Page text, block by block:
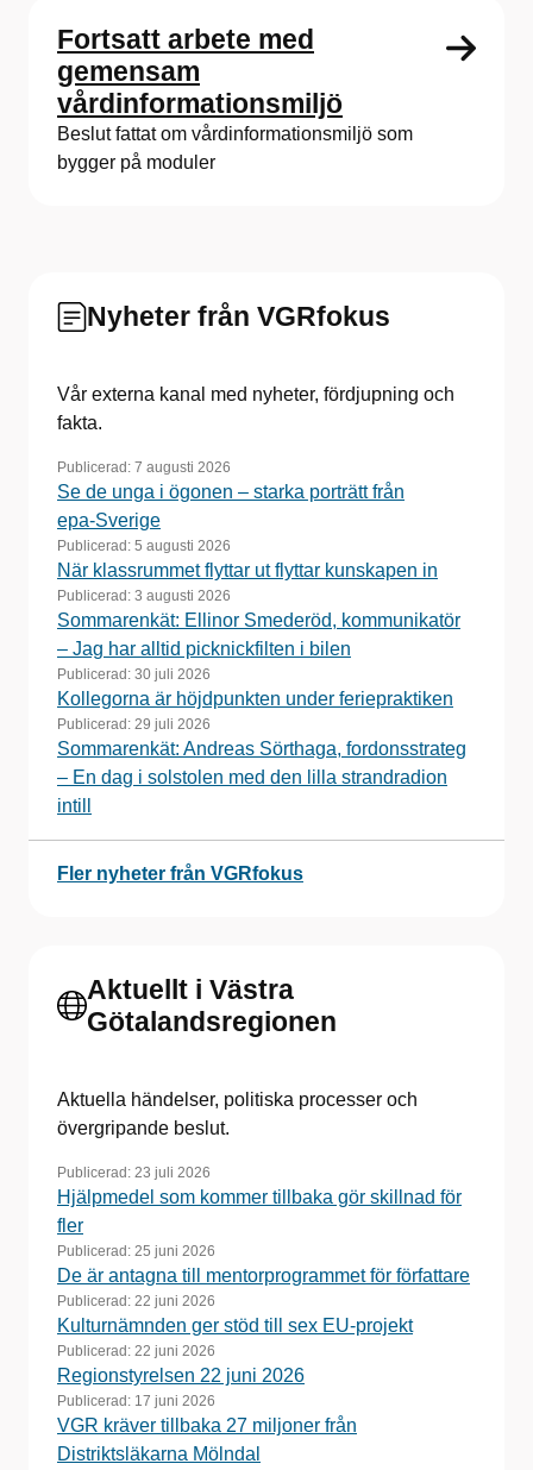
Fortsatt arbete med
gemensam
vårdinformationsmiljö
Beslut fattat om vårdinformationsmiljö som
bygger på moduler
Nyheter från VGRfokus
Vår externa kanal med nyheter, fördjupning och
fakta.
Publicerad: 7 augusti 2026
Se de unga i ögonen – starka porträtt från
epa‑Sverige
Publicerad: 5 augusti 2026
När klassrummet flyttar ut flyttar kunskapen in
Publicerad: 3 augusti 2026
Sommarenkät: Ellinor Smederöd, kommunikatör
– Jag har alltid picknickfilten i bilen
Publicerad: 30 juli 2026
Kollegorna är höjdpunkten under feriepraktiken
Publicerad: 29 juli 2026
Sommarenkät: Andreas Sörthaga, fordonsstrateg
– En dag i solstolen med den lilla strandradion
intill
Fler nyheter från VGRfokus
Aktuellt i Västra
Götalandsregionen
Aktuella händelser, politiska processer och
övergripande beslut.
Publicerad: 23 juli 2026
Hjälpmedel som kommer tillbaka gör skillnad för
fler
Publicerad: 25 juni 2026
De är antagna till mentorprogrammet för författare
Publicerad: 22 juni 2026
Kulturnämnden ger stöd till sex EU-projekt
Publicerad: 22 juni 2026
Regionstyrelsen 22 juni 2026
Publicerad: 17 juni 2026
VGR kräver tillbaka 27 miljoner från
Distriktsläkarna Mölndal